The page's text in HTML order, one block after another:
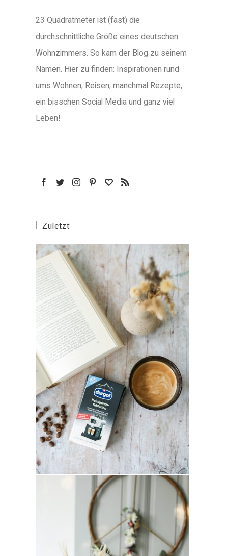
23 Quadratmeter ist (fast) die
durchschnittliche Größe eines deutschen
Wohnzimmers. So kam der Blog zu seinem
Namen. Hier zu finden: Inspirationen rund
ums Wohnen, Reisen, manchmal Rezepte,
ein bisschen Social Media und ganz viel
Leben!
Zuletzt